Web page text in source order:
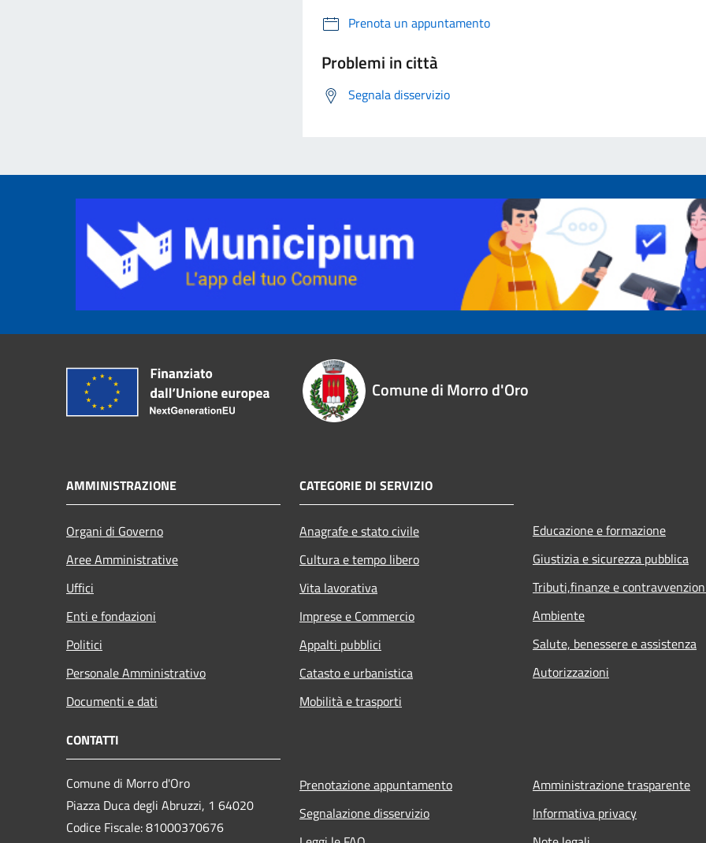
Prenota un appuntamento
Problemi in città
Segnala disservizio
Comune di Morro d'Oro
AMMINISTRAZIONE
Organi di Governo
Aree Amministrative
Uffici
Enti e fondazioni
Politici
Personale Amministrativo
Documenti e dati
CATEGORIE DI SERVIZIO
Anagrafe e stato civile
Cultura e tempo libero
Vita lavorativa
Imprese e Commercio
Appalti pubblici
Catasto e urbanistica
Mobilità e trasporti
Educazione e formazione
Giustizia e sicurezza pubblica
Tributi,finanze e
Ambiente
Salute, benessere e assistenza
Autorizzazioni
CONTATTI
Comune di Morro d'Oro
Piazza Duca degli Abruzzi, 1 64020
Codice Fiscale: 81000370676
Prenotazione appuntamento
Segnalazione disservizio
Amministrazione trasparente
Informativa privacy